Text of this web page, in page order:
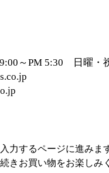
～PM 5:30 日曜・
力するページに進みま
きお買い物をお楽しみ